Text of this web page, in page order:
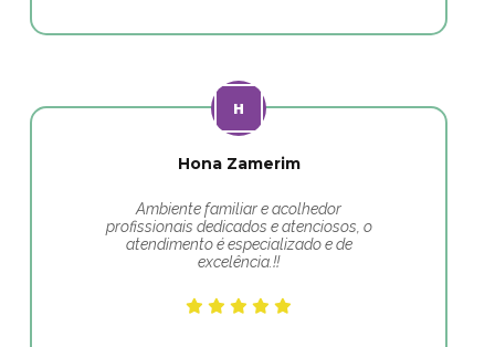
Hona Zamerim
Ambiente familiar e acolhedor
profissionais dedicados e atenciosos, o
atendimento é especializado e de
excelência.!!